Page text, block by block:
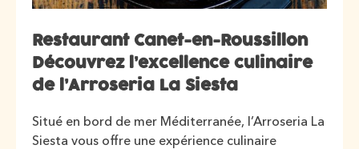
Restaurant Canet-en-Roussillon
Découvrez l’excellence culinaire
de l’Arroseria La Siesta
Situé en bord de mer Méditerranée, l’Arroseria La
Siesta vous offre une expérience culinaire